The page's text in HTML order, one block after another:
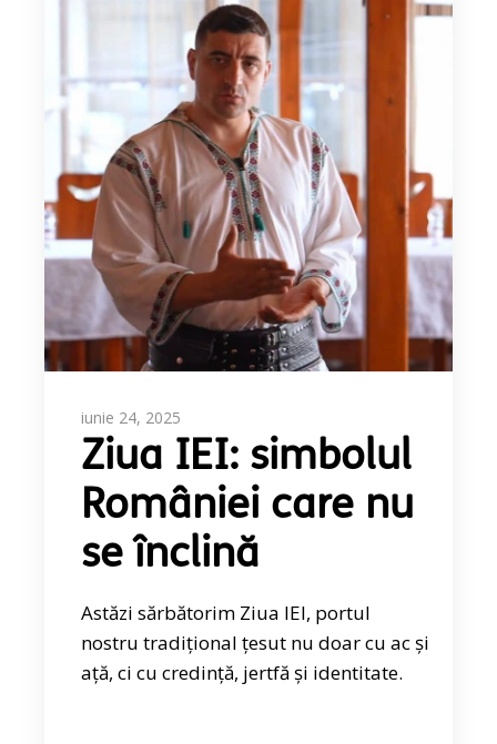
iunie 24, 2025
Ziua IEI: simbolul
României care nu
se înclină
Astăzi sărbătorim Ziua IEI, portul
nostru tradițional țesut nu doar cu ac și
ață, ci cu credință, jertfă și identitate.